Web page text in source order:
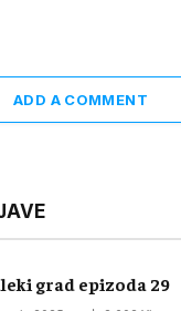
ADD A COMMENT
grad epizoda 29